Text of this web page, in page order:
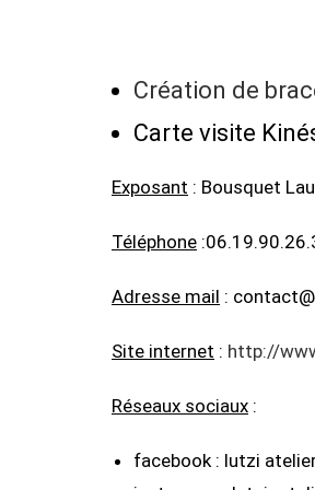
Création de
Carte visite
Exposant : Bousquet
Téléphone
Adresse mail :
Site internet : http://
Réseaux sociaux :
facebook : lutzi